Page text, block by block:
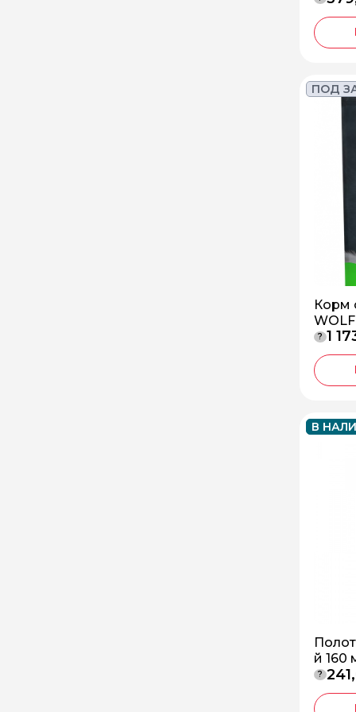
ПОД
Корм
? 1
В
й 160
160-
?